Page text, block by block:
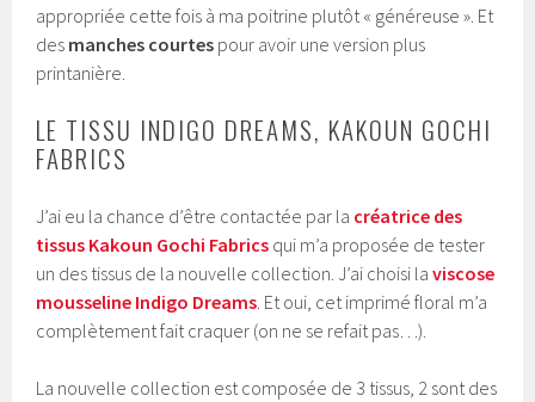
appropriée cette fois à ma poitrine plutôt « généreuse ». Et
des manches courtes pour avoir une version plus
printanière.
LE TISSU INDIGO DREAMS, KAKOUN GOCHI
FABRICS
J’ai eu la chance d’être contactée par la créatrice des
tissus Kakoun Gochi Fabrics qui m’a proposée de tester
un des tissus de la nouvelle collection. J’ai choisi laviscose
mousseline Indigo Dreams. Et oui, cet imprimé floral m’a
complètement fait craquer (on ne se refait pas…).
La nouvelle collection est composée de 3 tissus, 2 sont des